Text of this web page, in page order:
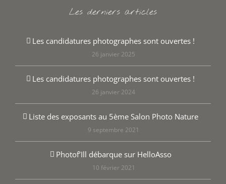
Les derniers articles
Les candidatures photographes sont ouvertes !
26 janvier 2025
Les candidatures photographes sont ouvertes !
26 janvier 2024
Liste des exposants au 5ème Salon Photo Nature
9 septembre 2021
Photof’Ill débarque sur HelloAsso
10 février 2021